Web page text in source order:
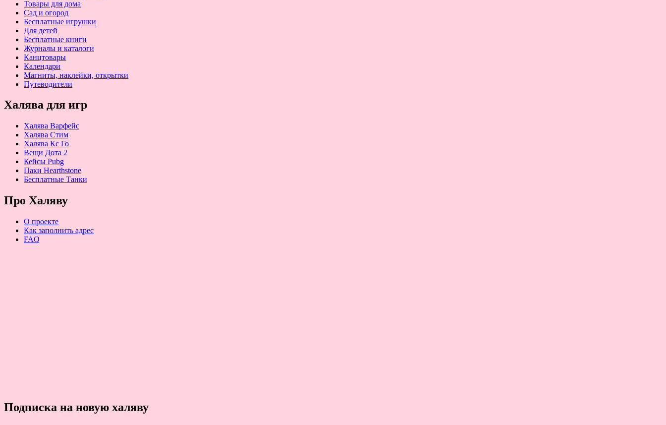
Товары для дома
Сад и огород
Бесплатные игрушки
Для детей
Бесплатные книги
Журналы и каталоги
Канцтовары
Календари
Магниты, наклейки, открытки
Путеводители
Халява для игр
Халява Варфейс
Халява Стим
Халява Кс Го
Вещи Дота 2
Кейсы Pubg
Паки Hearthstone
Бесплатные Танки
Про Халяву
О проекте
Как заполнить адрес
FAQ
Подписка на новую халяву